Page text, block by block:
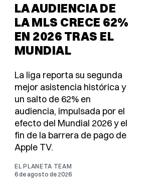
LA AUDIENCIA DE
LA MLS CRECE 62%
EN 2026 TRAS EL
MUNDIAL
La liga reporta su segunda
mejor asistencia histórica y
un salto de 62% en
audiencia, impulsada por el
efecto del Mundial 2026 y el
fin de la barrera de pago de
Apple TV.
EL PLANETA TEAM
6 de agosto de 2026